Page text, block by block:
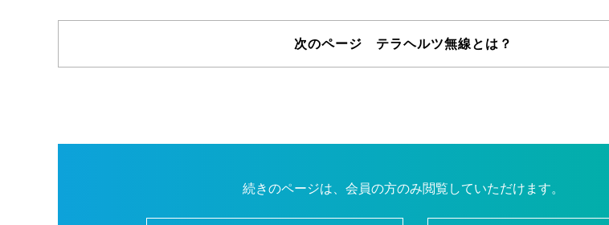
次のページ テラヘルツ無線とは？
続きのページは、会員の方のみ閲覧していただけます。